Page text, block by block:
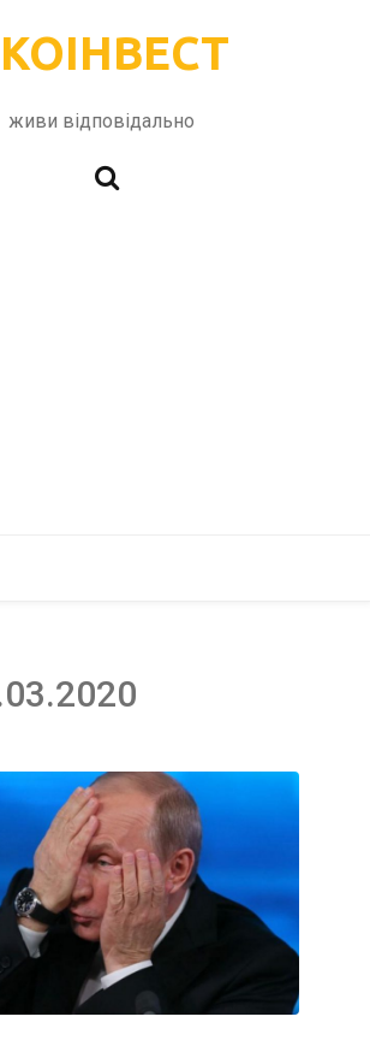
живи відповідально